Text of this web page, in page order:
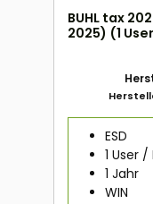
BUHL tax
2025) (1
ESD
1 User /
1 Jahr
WIN